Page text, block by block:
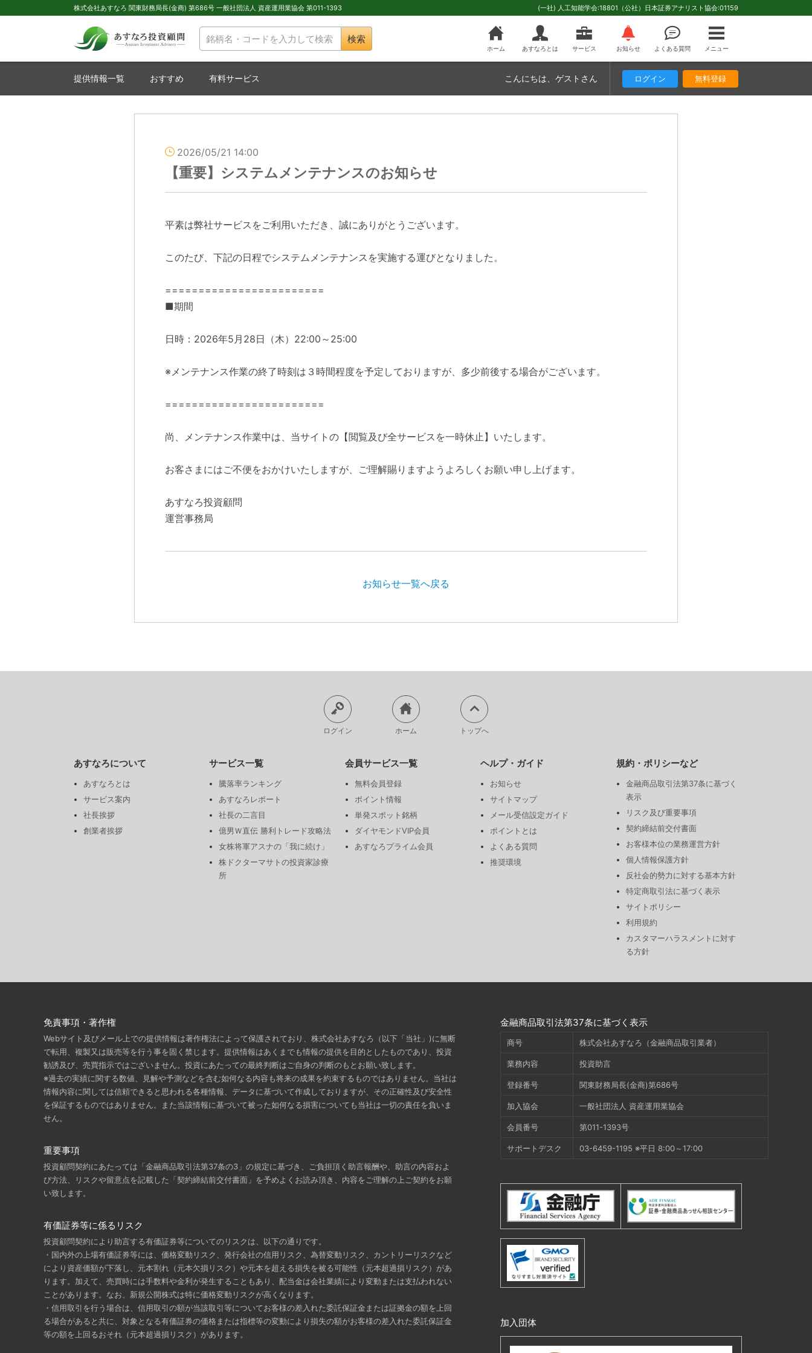
株式会社あすなろ 関東財務局長(金商) 第686号 一般社団法人 資産運用業協会 第011-1393 (一社) 人工知能学会:18801（公社）日本証券アナリスト協会:01159
検索
ホーム あすなろとは サービス お知らせ よくある質問 メニュー
提供情報一覧 おすすめ 有料サービス こんにちは 、ゲストさん ログイン 無料登録
2026/05/21 14:00
【重要】システムメンテナンスのお知らせ
平素は弊社サービスをご利用いただき、誠にありがとうございます。
このたび、下記の日程でシステムメンテナンスを実施する運びとなりました。
========================
■期間
日時：2026年5月28日（木）22:00～25:00
※メンテナンス作業の終了時刻は３時間程度を予定しておりますが、多少前後する場合がございます。
========================
尚、メンテナンス作業中は、当サイトの【閲覧及び全サービスを一時休止】いたします。
お客さまにはご不便をおかけいたしますが、ご理解賜りますようよろしくお願い申し上げます。
あすなろ投資顧問
運営事務局
お知らせ一覧へ戻る
ログイン ホーム トップへ
あすなろについて
あすなろとは
サービス案内
社長挨拶
創業者挨拶
サービス一覧
騰落率ランキング
あすなろレポート
社長の二言目
億男Ｗ直伝 勝利トレード攻略法
女株将軍アスナの「我に続け」
株ドクターマサトの投資家診療
所
会員サービス一覧
無料会員登録
ポイント情報
単発スポット銘柄
ダイヤモンドVIP会員
あすなろプライム会員
ヘルプ・ガイド
お知らせ
サイトマップ
メール受信設定ガイド
ポイントとは
よくある質問
推奨環境
規約・ポリシーなど
金融商品取引法第37条に基づく
表示
リスク及び重要事項
契約締結前交付書面
お客様本位の業務運営方針
個人情報保護方針
反社会的勢力に対する基本方針
特定商取引法に基づく表示
サイトポリシー
利用規約
カスタマーハラスメントに対す
る方針
免責事項・著作権
Webサイト及びメール上での提供情報は著作権法によって保護されており、株式会社あすなろ（以下「当社」)に無断
で転用、複製又は販売等を行う事を固く禁じます。提供情報はあくまでも情報の提供を目的としたものであり、投資
勧誘及び、売買指示ではございません。投資にあたっての最終判断はご自身の判断のもとお願い致します。
※過去の実績に関する数値、見解や予測などを含む如何なる内容も将来の成果を約束するものではありません。当社は
情報内容に関しては信頼できると思われる各種情報、データに基づいて作成しておりますが、その正確性及び安全性
を保証するものではありません。また当該情報に基づいて被った如何なる損害についても当社は一切の責任を負いま
せん。
重要事項
投資顧問契約にあたっては「金融商品取引法第37条の3」の規定に基づき、ご負担頂く助言報酬や、助言の内容およ
び方法、リスクや留意点を記載した「契約締結前交付書面」を予めよくお読み頂き、内容をご理解の上ご契約をお願
い致します。
有価証券等に係るリスク
投資顧問契約により助言する有価証券等についてのリスクは、以下の通りです。
・国内外の上場有価証券等には、価格変動リスク、発行会社の信用リスク、為替変動リスク、カントリーリスクなど
により資産価額が下落し、元本割れ（元本欠損リスク）や元本を超える損失を被る可能性（元本超過損リスク）があ
ります。加えて、売買時には手数料や金利が発生することもあり、配当金は会社業績により変動または支払われない
ことがあります。なお、新規公開株式は特に価格変動リスクが高くなります。
・信用取引を行う場合は、信用取引の額が当該取引等についてお客様の差入れた委託保証金または証拠金の額を上回
る場合があると共に、対象となる有価証券の価格または指標等の変動により損失の額がお客様の差入れた委託保証金
等の額を上回るおそれ（元本超過損リスク）があります。
金融商品取引法第37条に基づく表示
商号 株式会社あすなろ（金融商品取引業者）
業務内容 投資助言
登録番号 関東財務局長(金商)第686号
加入協会 一般社団法人 資産運用業協会
会員番号 第011-1393号
サポートデスク 03-6459-1195 ※平日 8:00～17:00
加入団体